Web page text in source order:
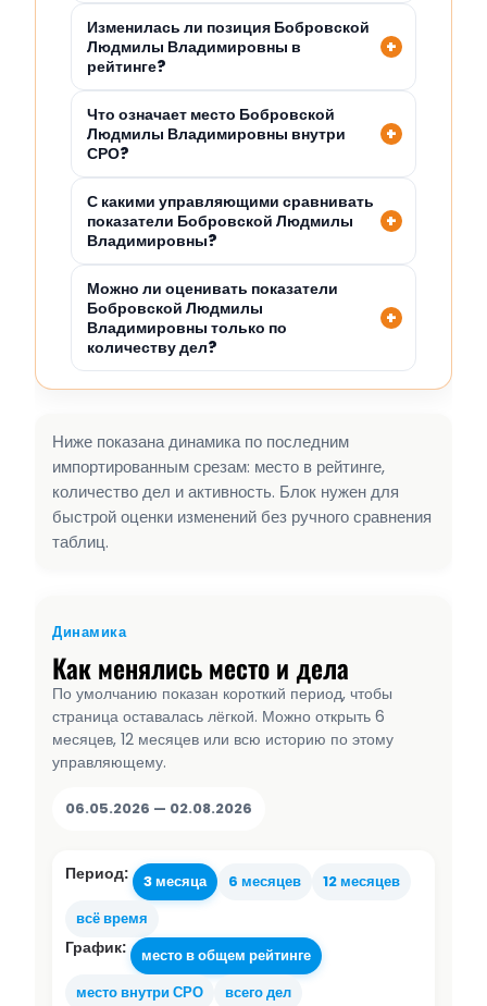
Изменилась ли позиция Бобровской
Людмилы Владимировны в
рейтинге?
Что означает место Бобровской
Людмилы Владимировны внутри
СРО?
С какими управляющими сравнивать
показатели Бобровской Людмилы
Владимировны?
Можно ли оценивать показатели
Бобровской Людмилы
Владимировны только по
количеству дел?
Ниже показана динамика по последним
импортированным срезам: место в рейтинге,
количество дел и активность. Блок нужен для
быстрой оценки изменений без ручного сравнения
таблиц.
Динамика
Как менялись место и дела
По умолчанию показан короткий период, чтобы
страница оставалась лёгкой. Можно открыть 6
месяцев, 12 месяцев или всю историю по этому
управляющему.
06.05.2026 — 02.08.2026
Период: 3 месяца 6 месяцев
12 месяцев
всё время
График:
место в общем рейтинге
место внутри СРО
всего дел